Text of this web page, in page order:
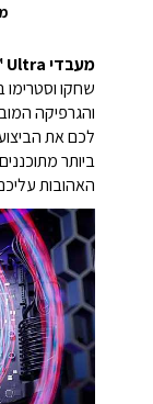
מעבדי Intel® Core™ Ultra למחשבים שולחניים
לכם את
ביותר
האהובות